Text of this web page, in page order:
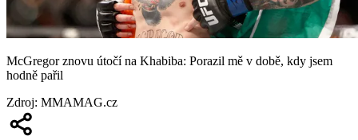
McGregor znovu útočí na Khabiba: Porazil mě v době, kdy jsem
hodně pařil
Zdroj: MMAMAG.cz